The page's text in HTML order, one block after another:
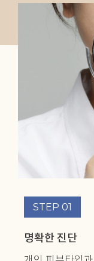
STEP 01
명확한 진단